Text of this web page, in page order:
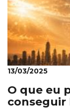
13/03/2025
O que eu
conseguir